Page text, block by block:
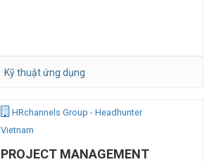
Kỹ thuật ứng dụng
HRchannels Group - Headhunter
Vietnam
PROJECT MANAGEMENT